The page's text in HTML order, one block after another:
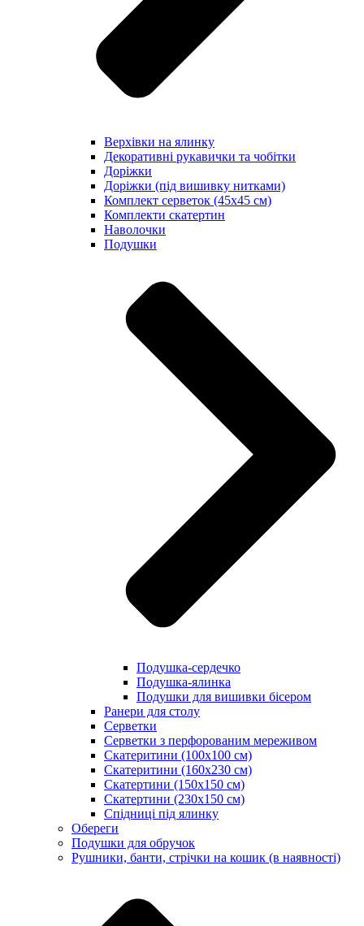
Верхівки на ялинку
Декоративні рукавички та чобітки
Доріжки
Доріжки (під вишивку нитками)
Комплект серветок (45х45 см)
Комплекти скатертин
Наволочки
Подушки
Подушка-сердечко
Подушка-ялинка
Подушки для вишивки бісером
Ранери для столу
Серветки
Серветки з перфорованим мереживом
Скатеритини (100х100 см)
Скатеритини (160х230 см)
Скатертини (150х150 см)
Скатертини (230х150 см)
Спідниці під ялинку
Обереги
Подушки для обручок
Рушники, банти, стрічки на кошик (в наявності)